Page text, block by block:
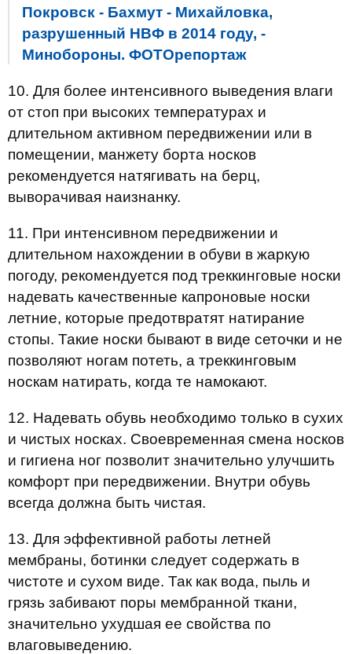
Покровск - Бахмут - Михайловка,
разрушенный НВФ в 2014 году, -
Минобороны. ФОТОрепортаж
10. Для более интенсивного выведения влаги
от стоп при высоких температурах и
длительном активном передвижении или в
помещении, манжету борта носков
рекомендуется натягивать на берц,
выворачивая наизнанку.
11. При интенсивном передвижении и
длительном нахождении в обуви в жаркую
погоду, рекомендуется под треккинговые носки
надевать качественные капроновые носки
летние, которые предотвратят натирание
стопы. Такие носки бывают в виде сеточки и не
позволяют ногам потеть, а треккинговым
носкам натирать, когда те намокают.
12. Надевать обувь необходимо только в сухих
и чистых носках. Своевременная смена носков
и гигиена ног позволит значительно улучшить
комфорт при передвижении. Внутри обувь
всегда должна быть чистая.
13. Для эффективной работы летней
мембраны, ботинки следует содержать в
чистоте и сухом виде. Так как вода, пыль и
грязь забивают поры мембранной ткани,
значительно ухудшая ее свойства по
влаговыведению.